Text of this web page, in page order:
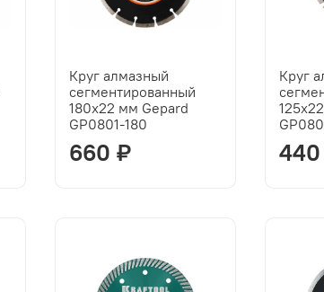
Круг алмазный
сегментированный
180x22 мм Gepard
GP0801-180
660 ₽
Круг